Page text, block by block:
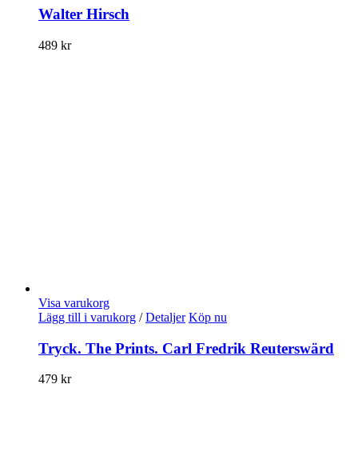
Walter Hirsch
489 kr
Visa varukorg
Lägg till i varukorg / Detaljer Köp nu
Tryck. The Prints. Carl Fredrik Reuterswärd
479 kr